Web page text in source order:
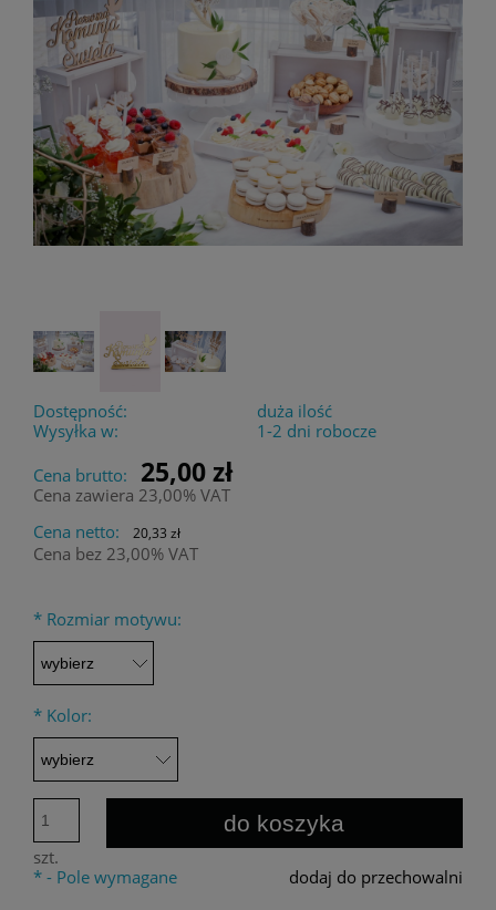
Dostępność:
duża ilość
Wysyłka w:
1-2 dni robocze
Cena brutto:
25,00 zł
Cena zawiera 23,00% VAT
Cena netto:
20,33 zł
Cena bez 23,00% VAT
* Rozmiar motywu:
* Kolor:
szt.
do koszyka
dodaj do przechowalni
* - Pole wymagane